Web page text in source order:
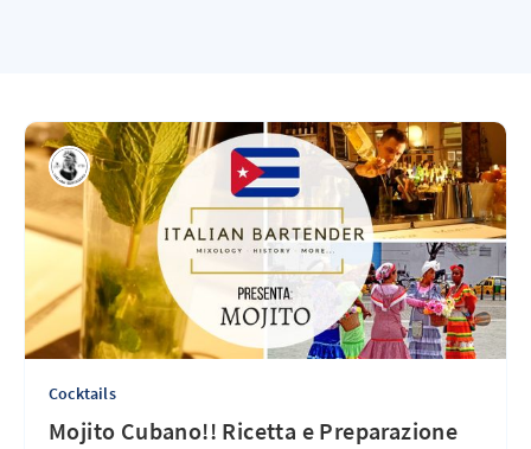
Cocktails
Mojito Cubano!! Ricetta e Preparazione